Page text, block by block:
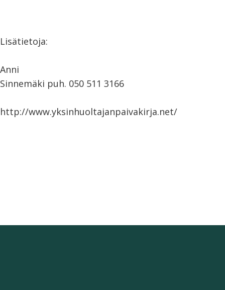
Lisätietoja:
Anni
Sinnemäki puh. 050 511 3166
http://www.yksinhuoltajanpaivakirja.net/